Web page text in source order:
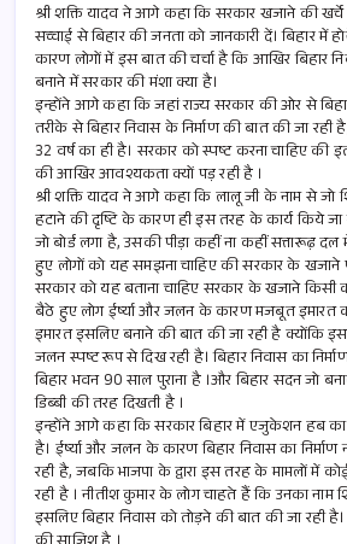
श्री शक्ति यादव ने आगे कहा कि सरकार खजाने की
सच्चाई से बिहार की जनता को जानकारी दें। बिहार में
कारण लोगों में इस बात की चर्चा है कि आखिर बिहार
बनाने में सरकार की मंशा क्या है।
इन्होंने आगे कहा कि जहां राज्य सरकार की ओर से
तरीके से बिहार निवास के निर्माण की बात की जा
32 वर्ष का ही है। सरकार को स्पष्ट करना चाहिए की
की आखिर आवश्यकता क्यों पड़ रही है ।
श्री शक्ति यादव ने आगे कहा कि लालू जी के नाम से जो
हटाने की दृष्टि के कारण ही इस तरह के कार्य किये
जो बोर्ड लगा है, उसकी पीड़ा कहीं ना कहीं सत्तारूढ़
हुए लोगों को यह समझना चाहिए की सरकार के खजाने
सरकार को यह बताना चाहिए सरकार के खजाने किसी
बैठे हुए लोग ईर्ष्या और जलन के कारण मजबूत इमारत
इमारत इसलिए बनाने की बात की जा रही है क्योंकि
जलन स्पष्ट रूप से दिख रही है। बिहार निवास का
बिहार भवन 90 साल पुराना है ।और बिहार सदन जो
डिब्बी की तरह दिखती है ।
इन्होंने आगे कहा कि सरकार बिहार में एजुकेशन हब का
है। ईर्ष्या और जलन के कारण बिहार निवास का निर्माण
रही है, जबकि भाजपा के द्वारा इस तरह के मामलों में
रही है । नीतीश कुमार के लोग चाहते हैं कि उनका नाम
इसलिए बिहार निवास को तोड़ने की बात की जा रही